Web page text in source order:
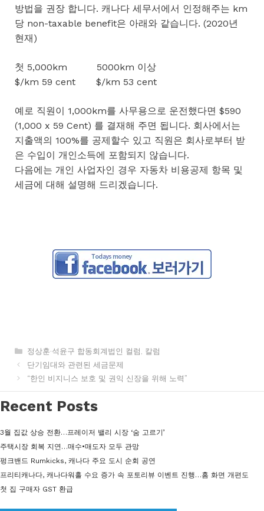
방법을 권장 합니다. 캐나다 세무서에서 인정해주는 km
당 non-taxable benefit은 아래와 같습니다. (2020년
현재)
첫 5,000km 5000km 이상
$/km 59 cent $/km 53 cent
예로 직원이 1,000km를 사무용으로 운전했다면 $590
(1,000 x 59 Cent) 를 결재해 주면 됩니다. 회사에서는
지출액의 100%를 공제할수 있고 직원은 회사로부터 받
은 수입이 개인소득에 포함되지 않습니다.
다음에는 개인 사업자인 경우 자동차 비용공제 항목 및
세금에 대해 설명해 드리겠습니다.
카
테
고
리
정상훈·석윤구 합동회계법인 컬럼
칼럼
단기임대와 관련된 세금문제
“한인 비지니스 보호 및 권익 신장을 위해 노력”
Recent Posts
3월 집값 상승 전환…프레이저 밸리 시장 ‘숨 고르기’
주택시장 회복 지연…매수•매도자 모두 관망
펑크밴드 Rumkicks, 캐나다 주요 도시 순회 공연
프리티캐나다, 캐나다워홀 수요 증가 속 포토리뷰 이벤트 진행…홈 화면 개편도
첫 집 구매자 GST 환급